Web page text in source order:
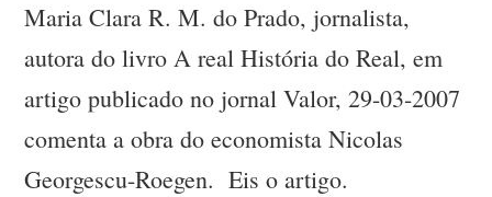
Maria Clara R. M. do Prado, jornalista,
autora do livro A real História do Real, em
artigo publicado no jornal Valor, 29-03-2007
comenta a obra do economista Nicolas
Georgescu-Roegen. Eis o artigo.